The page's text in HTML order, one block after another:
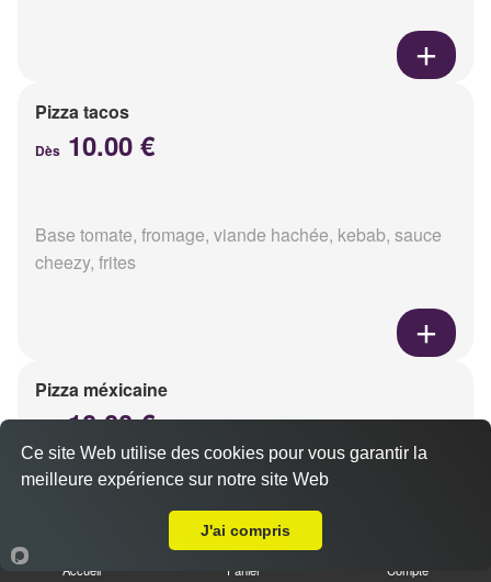
Pizza tacos
Dès 10.00 €
Base tomate, fromage, viande hachée, kebab, sauce
cheezy, frites
Pizza méxicaine
10.00 €
Base sauce barbecue, fromage, viande hachée,
Accueil Panier Compte
Ce site Web utilise des cookies pour vous garantir la
meilleure expérience sur notre site Web
J'ai compris